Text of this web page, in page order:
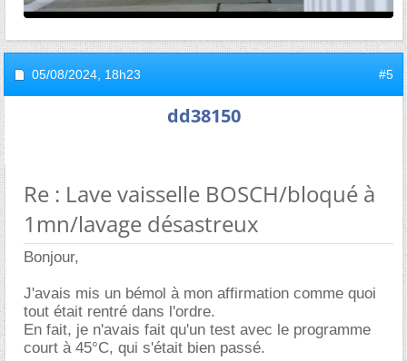
05/08/2024, 18h23 #5
dd38150
Re : Lave vaisselle BOSCH/bloqué à
1mn/lavage désastreux
Bonjour,
J'avais mis un bémol à mon affirmation comme quoi
tout était rentré dans l'ordre.
En fait, je n'avais fait qu'un test avec le programme
court à 45°C, qui s'était bien passé.